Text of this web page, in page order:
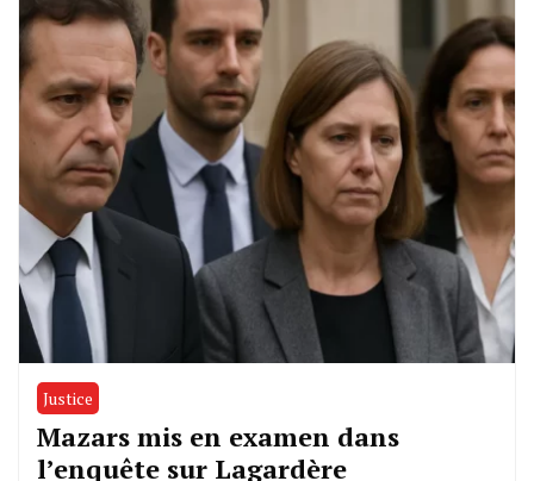
Justice
Mazars mis en examen dans
l’enquête sur Lagardère